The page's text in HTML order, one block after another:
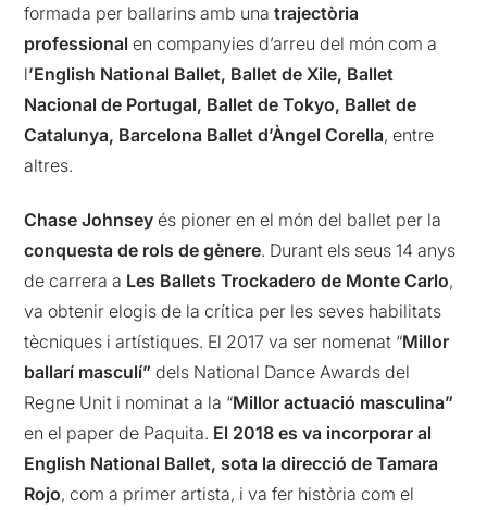
formada per ballarins amb unatrajectòria
professional en companyies d’arreu del món com a
l’English National Ballet, Ballet de Xile, Ballet
Nacional de Portugal, Ballet de Tokyo, Ballet de
Catalunya, Barcelona Ballet d’Àngel Corella, entre
altres.
Chase Johnsey és pioner en el món del ballet per la
conquesta de rols de gènere. Durant els seus 14 anys
de carrera a Les Ballets Trockadero de Monte Carlo,
va obtenir elogis de la crítica per les seves habilitats
tècniques i artístiques. El 2017 va ser nomenat “Millor
ballarí masculí” dels National Dance Awards del
Regne Unit i nominat a la “Millor actuació masculina”
en el paper de Paquita. El 2018 es va incorporar al
English National Ballet, sota la direcció de Tamara
Rojo, com a primer artista, i va fer història com el